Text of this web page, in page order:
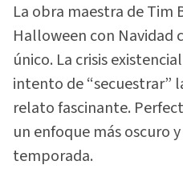
La obra maestra de Tim
Halloween con Navidad
único. La crisis
intento de “secuestrar”
relato fascinante.
un enfoque más oscuro
temporada.